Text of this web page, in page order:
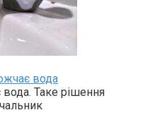
вода
вода. Таке рішення